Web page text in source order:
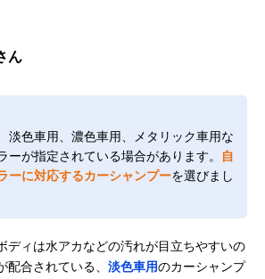
ん
淡色車用、濃色車用、メタリック車用な
ーが指定されている場合があります。
自
ーに対応するカーシャンプーを選びまし
ディは水アカなどの汚れが目立ちやすいの
配合されている、 淡色車用のカーシャンプ